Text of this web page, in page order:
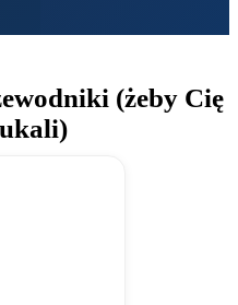
(żeby Cię